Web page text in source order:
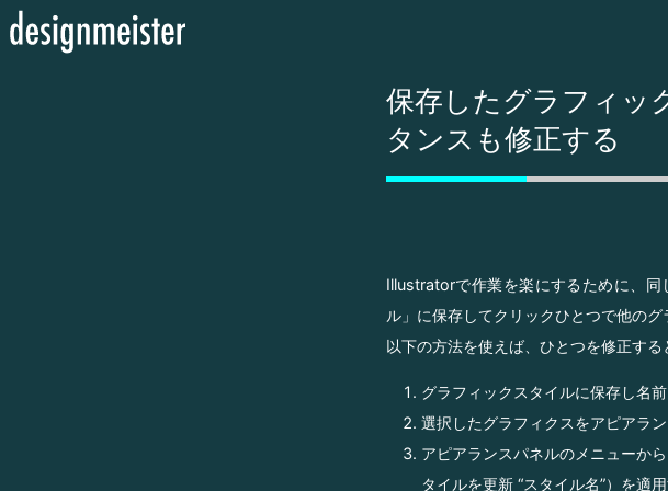
保存したグラフィッ
タンスも修正する
Illustratorで作業を楽にするために、同
ル」に保存してクリックひとつで他の
以下の方法を使えば、ひとつを修正す
グラフィックスタイルに保存し名前
選択したグラフィクスをアピアラン
アピアランスパネルのメニューか
タイルを更新 “スタイル名”）を適用